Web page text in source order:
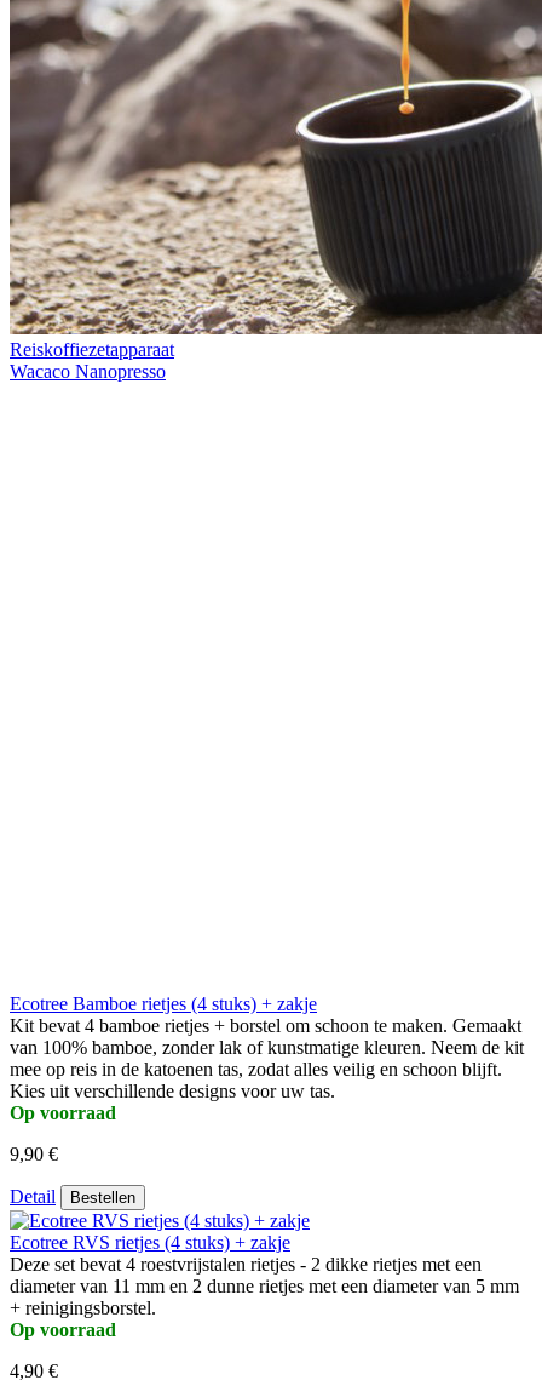
Reiskoffiezetapparaat
Wacaco Nanopresso
Ecotree Bamboe rietjes (4 stuks) + zakje
Kit bevat 4 bamboe rietjes + borstel om schoon te maken. Gemaakt
van 100% bamboe, zonder lak of kunstmatige kleuren. Neem de kit
mee op reis in de katoenen tas, zodat alles veilig en schoon blijft.
Kies uit verschillende designs voor uw tas.
Op voorraad
9,90 €
Detail Bestellen
Ecotree RVS rietjes (4 stuks) + zakje
Deze set bevat 4 roestvrijstalen rietjes - 2 dikke rietjes met een
diameter van 11 mm en 2 dunne rietjes met een diameter van 5 mm
+ reinigingsborstel.
Op voorraad
4,90 €